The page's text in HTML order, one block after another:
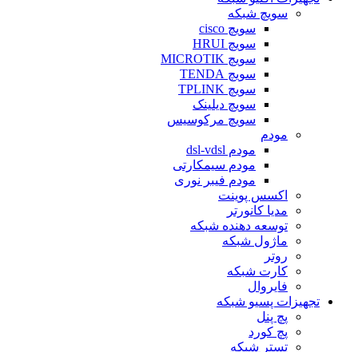
سویچ شبکه
سویچ cisco
سویچ HRUI
سویچ MICROTIK
سویچ TENDA
سویچ TPLINK
سویچ دیلینک
سویچ مرکوسیس
مودم
مودم dsl-vdsl
مودم سیمکارتی
مودم فیبر نوری
اکسس پوینت
مدیا کانورتر
توسعه دهنده شبکه
ماژول شبکه
روتر
کارت شبکه
فایروال
تجهیزات پسیو شبکه
پچ پنل
پچ کورد
تستر شبکه